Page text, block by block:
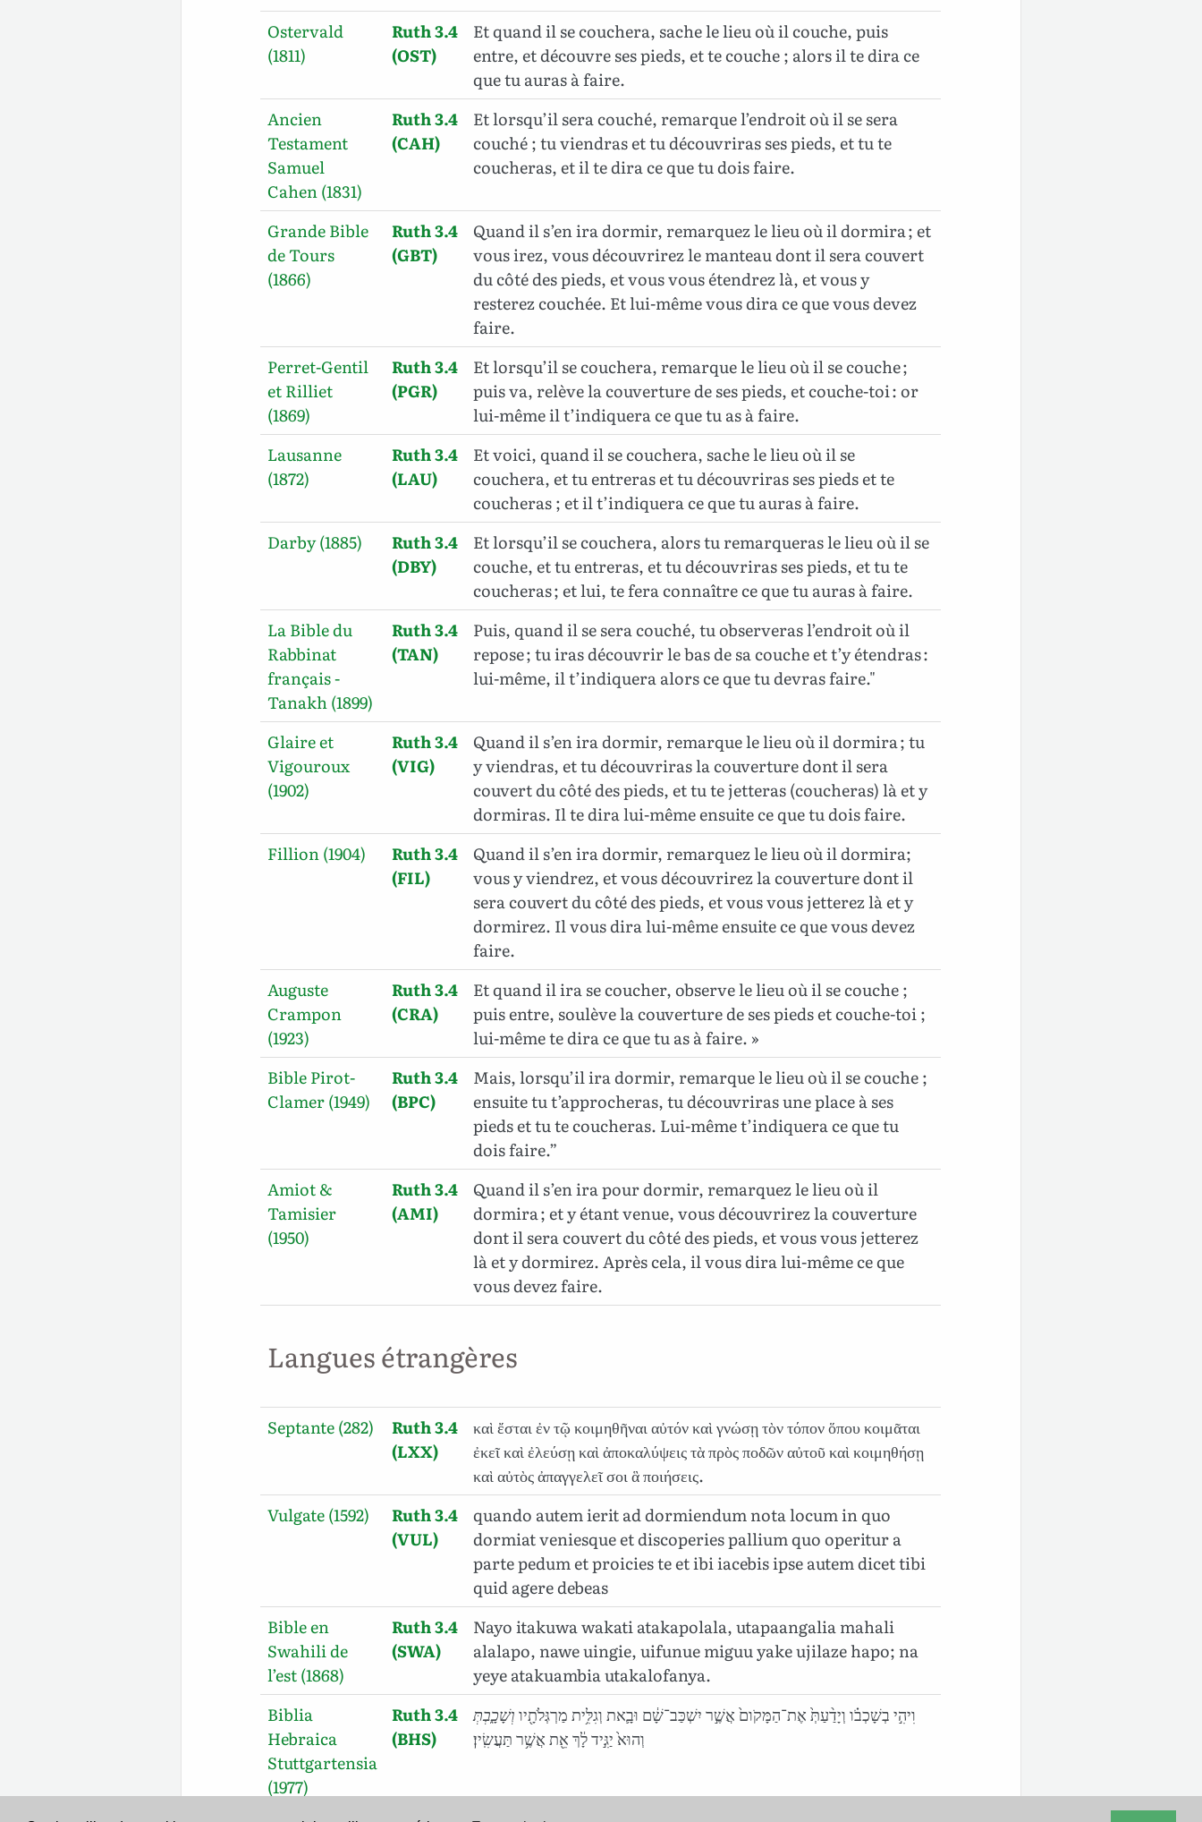
Ostervald
(1811)
Ruth 3.4
(OST)
Et quand il se couchera, sache le lieu où il couche, puis
entre, et découvre ses pieds, et te couche ; alors il te dira ce
que tu auras à faire.
Ancien
Testament
Samuel
Cahen (1831)
Ruth 3.4
(CAH)
Et lorsqu’il sera couché, remarque l’endroit où il se sera
couché ; tu viendras et tu découvriras ses pieds, et tu te
coucheras, et il te dira ce que tu dois faire.
Grande Bible
de Tours
(1866)
Ruth 3.4
(GBT)
Quand il s’en ira dormir, remarquez le lieu où il dormira ; et
vous irez, vous découvrirez le manteau dont il sera couvert
du côté des pieds, et vous vous étendrez là, et vous y
resterez couchée. Et lui-même vous dira ce que vous devez
faire.
Perret-Gentil
et Rilliet
(1869)
Ruth 3.4
(PGR)
Et lorsqu’il se couchera, remarque le lieu où il se couche ;
puis va, relève la couverture de ses pieds, et couche-toi : or
lui-même il t’indiquera ce que tu as à faire.
Lausanne
(1872)
Ruth 3.4
(LAU)
Et voici, quand il se couchera, sache le lieu où il se
couchera, et tu entreras et tu découvriras ses pieds et te
coucheras ; et il t’indiquera ce que tu auras à faire.
Darby (1885)
Ruth 3.4
(DBY)
Et lorsqu’il se couchera, alors tu remarqueras le lieu où il se
couche, et tu entreras, et tu découvriras ses pieds, et tu te
coucheras ; et lui, te fera connaître ce que tu auras à faire.
La Bible du
Rabbinat
français -
Tanakh (1899)
Ruth 3.4
(TAN)
Puis, quand il se sera couché, tu observeras l’endroit où il
repose ; tu iras découvrir le bas de sa couche et t’y étendras :
lui-même, il t’indiquera alors ce que tu devras faire."
Glaire et
Vigouroux
(1902)
Ruth 3.4
(VIG)
Quand il s’en ira dormir, remarque le lieu où il dormira ; tu
y viendras, et tu découvriras la couverture dont il sera
couvert du côté des pieds, et tu te jetteras (coucheras) là et y
dormiras. Il te dira lui-même ensuite ce que tu dois faire.
Fillion (1904)
Ruth 3.4
(FIL)
Quand il s’en ira dormir, remarquez le lieu où il dormira;
vous y viendrez, et vous découvrirez la couverture dont il
sera couvert du côté des pieds, et vous vous jetterez là et y
dormirez. Il vous dira lui-même ensuite ce que vous devez
faire.
Auguste
Crampon
(1923)
Ruth 3.4
(CRA)
Et quand il ira se coucher, observe le lieu où il se couche ;
puis entre, soulève la couverture de ses pieds et couche-toi ;
lui-même te dira ce que tu as à faire. »
Bible Pirot-
Clamer (1949)
Ruth 3.4
(BPC)
Mais, lorsqu’il ira dormir, remarque le lieu où il se couche ;
ensuite tu t’approcheras, tu découvriras une place à ses
pieds et tu te coucheras. Lui-même t’indiquera ce que tu
dois faire.”
Amiot &
Tamisier
(1950)
Ruth 3.4
(AMI)
Quand il s’en ira pour dormir, remarquez le lieu où il
dormira ; et y étant venue, vous découvrirez la couverture
dont il sera couvert du côté des pieds, et vous vous jetterez
là et y dormirez. Après cela, il vous dira lui-même ce que
vous devez faire.
Langues étrangères
Septante (282)
Ruth 3.4
(LXX)
καὶ ἔσται ἐν τῷ κοιμηθῆναι αὐτόν καὶ γνώσῃ τὸν τόπον ὅπου κοιμᾶται
ἐκεῖ καὶ ἐλεύσῃ καὶ ἀποκαλύψεις τὰ πρὸς ποδῶν αὐτοῦ καὶ κοιμηθήσῃ
καὶ αὐτὸς ἀπαγγελεῖ σοι ἃ ποιήσεις.
Vulgate (1592)
Ruth 3.4
(VUL)
quando autem ierit ad dormiendum nota locum in quo
dormiat veniesque et discoperies pallium quo operitur a
parte pedum et proicies te et ibi iacebis ipse autem dicet tibi
quid agere debeas
Bible en
Swahili de
l’est (1868)
Ruth 3.4
(SWA)
Nayo itakuwa wakati atakapolala, utapaangalia mahali
alalapo, nawe uingie, uifunue miguu yake ujilaze hapo; na
yeye atakuambia utakalofanya.
Biblia
Hebraica
Stuttgartensia
(1977)
Ruth 3.4
(BHS)
וִיהִ֣י בְשָׁכְבֹ֗ו וְיָדַ֨עַתְּ֙ אֶת־הַמָּקֹום֙ אֲשֶׁ֣ר יִשְׁכַּב־שָׁ֔ם וּבָ֛את וְגִלִּ֥ית מַרְגְּלֹתָ֖יווְשָׁכָ֑בְתְּ
וְהוּא֙ יַגִּ֣יד לָ֔ךְ אֵ֖ת אֲשֶׁ֥ר תַּעֲשִֽׂין׃